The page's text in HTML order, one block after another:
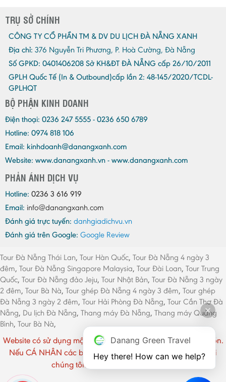
TRỤ SỞ CHÍNH
CÔNG TY CỔ PHẦN TM & DV DU LỊCH ĐÀ NẴNG XANH
Địa chỉ: 376 Nguyễn Tri Phương, P. Hoà Cường, Đà Nẵng
Số GPKD: 0401406208 Sở KH&ĐT ĐÀ NẴNG cấp 26/10/2011
GPLH Quốc Tế (In & Outbound)cấp lần 2: 48-145/2020/TCDL-
GPLHQT
BỘ PHẬN KINH DOANH
Điện thoại: 0236 247 5555 - 0236 650 6789
Hotline: 0974 818 106
Email: kinhdoanh@danangxanh.com
Website: www.danangxanh.vn - www.danangxanh.com
PHẢN ÁNH DỊCH VỤ
Hotline: 0236 3 616 919
Email: info@danangxanh.com
Đánh giá trực tuyến: danhgiadichvu.vn
Đánh giá trên Google: Google Review
Tour Đà Nẵng Thái Lan, Tour Hàn Quốc, Tour Đà Nẵng 4 ngày 3
đêm, Tour Đà Nẵng Singapore Malaysia, Tour Đài Loan, Tour Trung
Quốc, Tour Đà Nẵng đảo Jeju, Tour Nhật Bản, Tour Đà Nẵng 3 ngày
2 đêm, Tour Bà Nà, Tour ghép Đà Nẵng 4 ngày 3 đêm, Tour ghép
Đà Nẵng 3 ngày 2 đêm, Tour Hải Phòng Đà Nẵng, Tour Cần Thơ Đà
Nẵng, Du lịch Đà Nẵng, Thang máy Đà Nẵng, Thang máy Quảng
Bình, Tour Bà Nà,
Website có sử dụng một số hình ảnh CÁ NHÂN chưa rõ nguồn.
Nếu CÁ NHÂN các bạn cảm thấy phiền vui lòng liên hệ với
chúng tôi. Xin chân thành cảm ơn !
Danang Green Travel
Hey there! How can we help?